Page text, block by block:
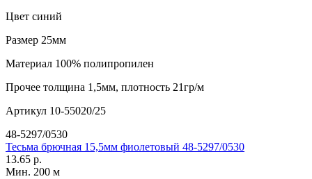
Цвет синий
Размер 25мм
Материал 100% полипропилен
Прочее толщина 1,5мм, плотность 21гр/м
Артикул 10-55020/25
48-5297/0530
Тесьма брючная 15,5мм фиолетовый 48-5297/0530
13.65 р.
Мин. 200 м